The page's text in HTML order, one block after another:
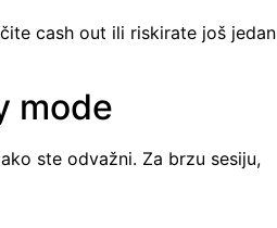
cash out ili riskirate još jedan
mode
ste odvažni. Za brzu sesiju,